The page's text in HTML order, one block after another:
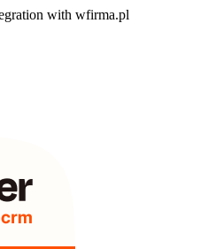
with wfirma.pl